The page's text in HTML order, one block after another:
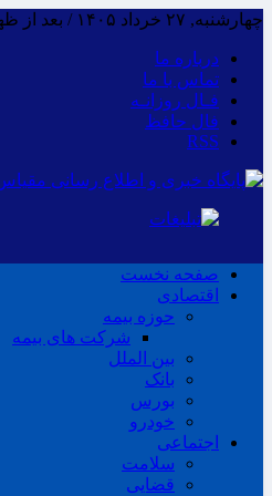
چهارشنبه, ۲۷ خرداد ۱۴۰۵ / بعد از ظهر /
درباره ما
تماس با ما
فـال روزانـه
فال حافظ
RSS
صفحه نخست
اقتصادی
حوزه بیمه
شرکت های بیمه
بین الملل
بانک
بورس
خودرو
اجتماعی
سلامت
قضایی